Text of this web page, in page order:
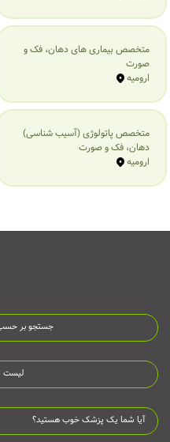
متخصص بیماری‌ های دهان، فک و
صورت
ارومیه
متخصص پاتولوژی (آسیب شناسی)
دهان، فک و صورت
ارومیه
جستجو بر
آیا شما یک پزشک خوب هستید؟